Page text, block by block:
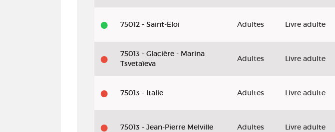
75012 - Saint-Eloi Adultes Livre adulte
75013 - Glacière - Marina
Tsvetaïeva
Adultes Livre adulte
75013 - Italie Adultes Livre adulte
75013 - Jean-Pierre Melville Adultes Livre adulte